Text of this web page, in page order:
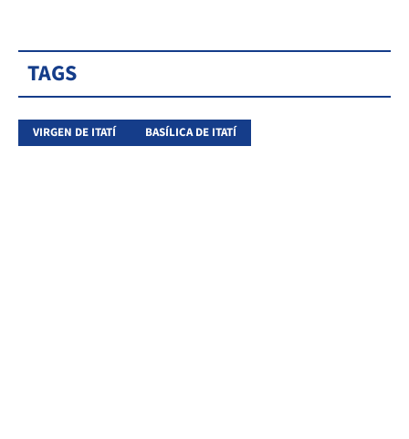
TAGS
VIRGEN DE ITATÍ BASÍLICA DE ITATÍ